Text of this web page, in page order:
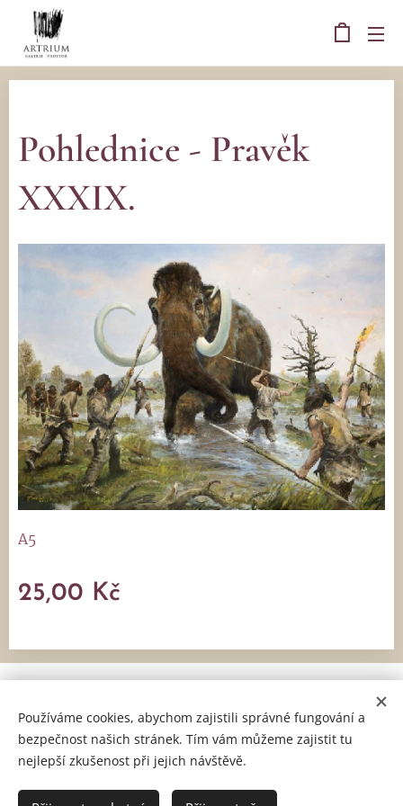
Pohlednice - Pravěk
XXXIX.
A5
25,00 Kč
DIČ: CZ06052673
Obchodní podmínkyaReklamační řád Cookies
Používáme cookies, abychom zajistili správné fungování a
bezpečnost našich stránek. Tím vám můžeme zajistit tu
nejlepší zkušenost při jejich návštěvě.